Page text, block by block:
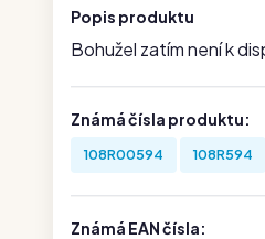
Popis produktu
Bohužel zatím není k
Známá čísla produktu:
108R00594 108R594
Známá EAN čísla: